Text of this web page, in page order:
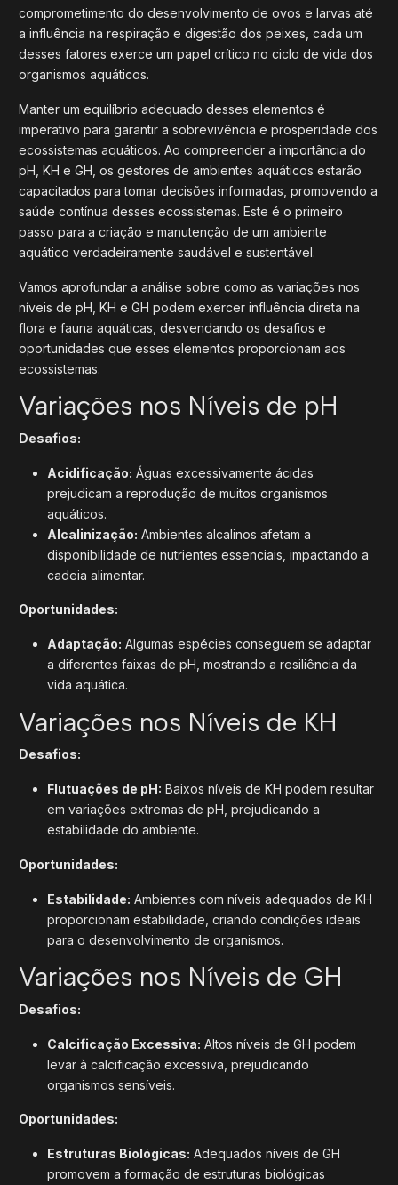
comprometimento do desenvolvimento de ovos e larvas até
a influência na respiração e digestão dos peixes, cada um
desses fatores exerce um papel crítico no ciclo de vida dos
organismos aquáticos.
Manter um equilíbrio adequado desses elementos é
imperativo para garantir a sobrevivência e prosperidade dos
ecossistemas aquáticos. Ao compreender a importância do
pH, KH e GH, os gestores de ambientes aquáticos estarão
capacitados para tomar decisões informadas, promovendo a
saúde contínua desses ecossistemas. Este é o primeiro
passo para a criação e manutenção de um ambiente
aquático verdadeiramente saudável e sustentável.
Vamos aprofundar a análise sobre como as variações nos
níveis de pH, KH e GH podem exercer influência direta na
flora e fauna aquáticas, desvendando os desafios e
oportunidades que esses elementos proporcionam aos
ecossistemas.
Variações nos Níveis de pH
Desafios:
Acidificação: Águas excessivamente ácidas
prejudicam a reprodução de muitos organismos
aquáticos.
Alcalinização: Ambientes alcalinos afetam a
disponibilidade de nutrientes essenciais, impactando a
cadeia alimentar.
Oportunidades:
Adaptação: Algumas espécies conseguem se adaptar
a diferentes faixas de pH, mostrando a resiliência da
vida aquática.
Variações nos Níveis de KH
Desafios:
Flutuações de pH: Baixos níveis de KH podem resultar
em variações extremas de pH, prejudicando a
estabilidade do ambiente.
Oportunidades:
Estabilidade: Ambientes com níveis adequados de KH
proporcionam estabilidade, criando condições ideais
para o desenvolvimento de organismos.
Variações nos Níveis de GH
Desafios:
Calcificação Excessiva: Altos níveis de GH podem
levar à calcificação excessiva, prejudicando
organismos sensíveis.
Oportunidades:
Estruturas Biológicas: Adequados níveis de GH
promovem a formação de estruturas biológicas